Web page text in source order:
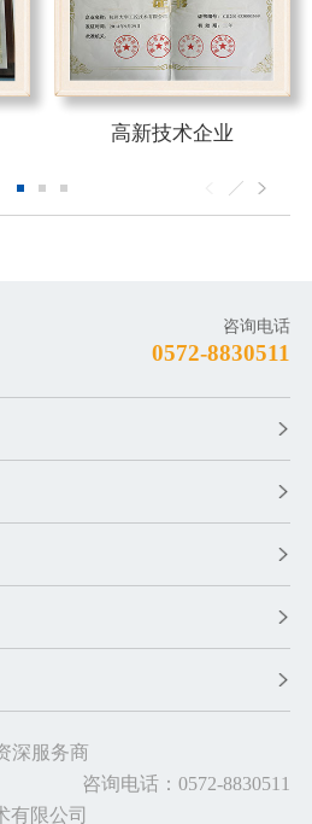
高新技术企业
咨询电话
0572-8830511
深服务商
提供
特提供
咨询电话：0572-8830511
有限公司